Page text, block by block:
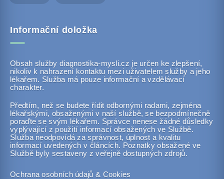
Informační doložka
Obsah služby diagnostika-mysli.cz je určen ke zlepšení,
nikoliv k nahrazení kontaktu mezi uživatelem služby a jeho
lékařem. Služba má pouze informační a vzdělávací
charakter.
Předtím, než se budete řídit odbornými radami, zejména
lékařskými, obsaženými v naší službě, se bezpodmínečně
poraďte se svým lékařem. Správce nenese žádné důsledky
vyplývající z použití informací obsažených ve Službě.
Služba neodpovídá za správnost, úplnost a kvalitu
informací uvedených v článcích. Poznatky obsažené ve
Službě byly sestaveny z veřejně dostupných zdrojů.
Ochrana osobních údajů & Cookies